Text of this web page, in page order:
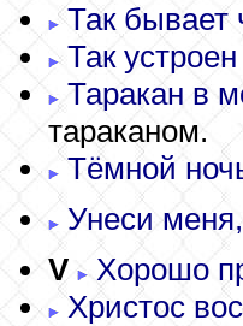
Так бывает
Так
Таракан в
тараканом.
Тёмной
Унеси
V
Хорошо
Христос